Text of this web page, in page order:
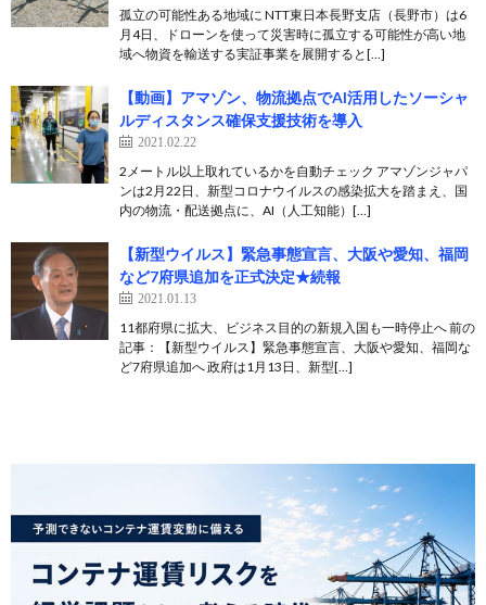
孤立の可能性ある地域に NTT東日本長野支店（長野市）は6
月4日、ドローンを使って災害時に孤立する可能性が高い地
域へ物資を輸送する実証事業を展開すると[…]
【動画】アマゾン、物流拠点でAI活用したソーシャ
ルディスタンス確保支援技術を導入
2021.02.22
2メートル以上取れているかを自動チェック アマゾンジャパ
ンは2月22日、新型コロナウイルスの感染拡大を踏まえ、国
内の物流・配送拠点に、AI（人工知能）[…]
【新型ウイルス】緊急事態宣言、大阪や愛知、福岡
など7府県追加を正式決定★続報
2021.01.13
11都府県に拡大、ビジネス目的の新規入国も一時停止へ 前の
記事：【新型ウイルス】緊急事態宣言、大阪や愛知、福岡な
ど7府県追加へ 政府は1月13日、新型[…]